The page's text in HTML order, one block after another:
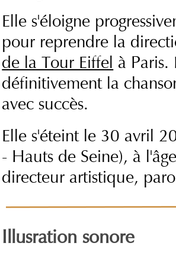
Elle s'éloigne
pour reprendre la
de la Tour Eiffel à
définitivement la
avec succès.
Elle s'éteint le 30 avril
- Hauts de Seine), à
directeur artistique,
Illusration sonore